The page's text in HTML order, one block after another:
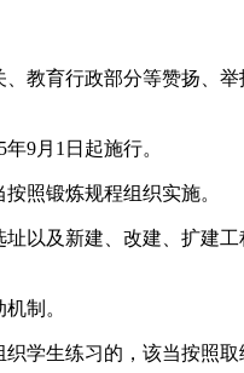
育行政部分等赞扬、
9月1日起施行。
照锻炼规程组织实施。
及新建、改建、扩建
制。
生练习的，该当按照取